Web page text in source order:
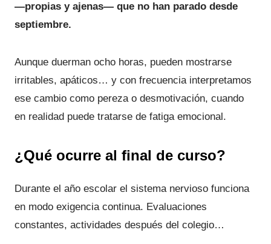
—propias y ajenas— que no han parado desde
septiembre.
Aunque duerman ocho horas, pueden mostrarse
irritables, apáticos… y con frecuencia interpretamos
ese cambio como pereza o desmotivación, cuando
en realidad puede tratarse de fatiga emocional.
¿Qué ocurre al final de curso?
Durante el año escolar el sistema nervioso funciona
en modo exigencia continua. Evaluaciones
constantes, actividades después del colegio…